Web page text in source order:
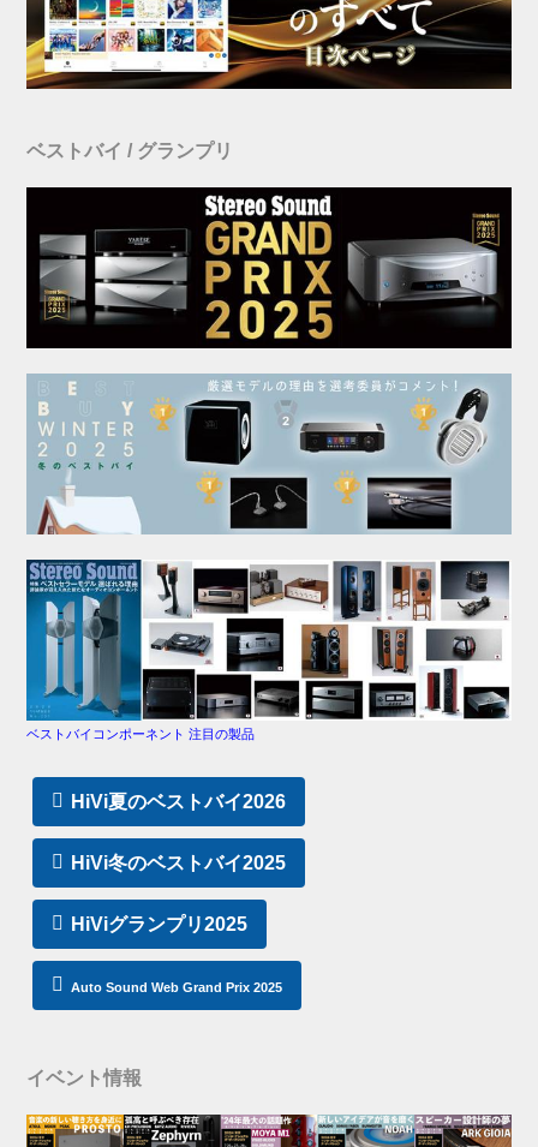
ベストバイ / グランプリ
ベストバイコンポーネント 注目の製品
HiVi夏のベストバイ2026
HiVi冬のベストバイ2025
HiViグランプリ2025
Auto Sound Web Grand Prix 2025
イベント情報